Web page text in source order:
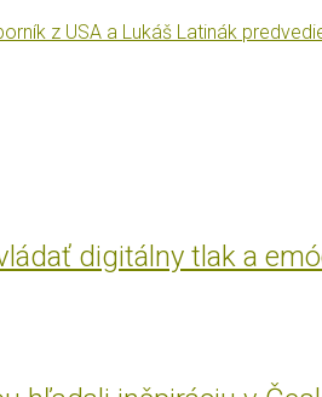
z USA a Lukáš Latinák
digitálny tlak a